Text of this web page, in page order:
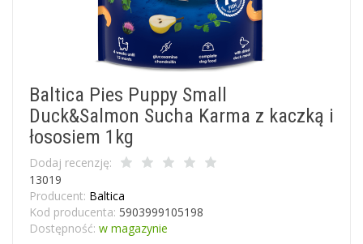
Baltica Pies Puppy Small
Duck&Salmon Sucha Karma z kaczką i
łososiem 1kg
Dodaj recenzję:
13019
Producent: Baltica
Kod producenta: 5903999105198
Dostępność: w magazynie